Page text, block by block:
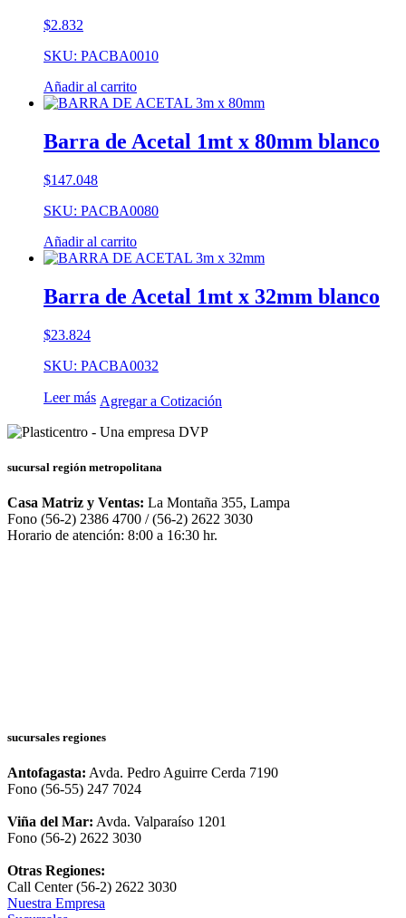
$2.832
SKU: PACBA0010
Añadir al carrito
Barra de Acetal 1mt x 80mm blanco
$147.048
SKU: PACBA0080
Añadir al carrito
Barra de Acetal 1mt x 32mm blanco
$23.824
SKU: PACBA0032
Leer más Agregar a Cotización
sucursal región metropolitana
Casa Matriz y Ventas: La Montaña 355, Lampa
Fono (56-2) 2386 4700 / (56-2) 2622 3030
Horario de atención: 8:00 a 16:30 hr.
sucursales regiones
Antofagasta: Avda. Pedro Aguirre Cerda 7190
Fono (56-55) 247 7024
Viña del Mar: Avda. Valparaíso 1201
Fono (56-2) 2622 3030
Otras Regiones:
Call Center (56-2) 2622 3030
Nuestra Empresa